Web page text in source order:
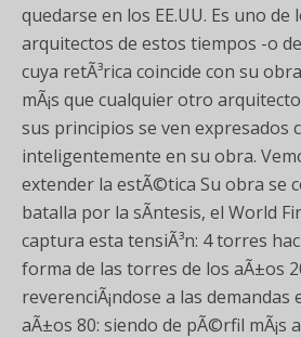
quedarse en los EE.UU. Es uno de
arquitectos de estos tiempos -o
cuya retÃ³rica coincide con su
mÃ¡s que cualquier otro
sus principios se ven expresados
inteligentemente en su obra.
extender la estÃ©tica Su obra se
batalla por la sÃ­ntesis, el World
captura esta tensiÃ³n: 4 torres
forma de las torres de los aÃ±os
reverenciÃ¡ndose a las demandas
aÃ±os 80: siendo de pÃ©rfil mÃ¡s